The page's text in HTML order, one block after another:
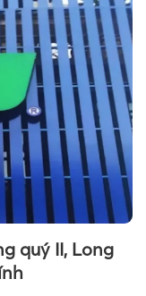
quý II, Long